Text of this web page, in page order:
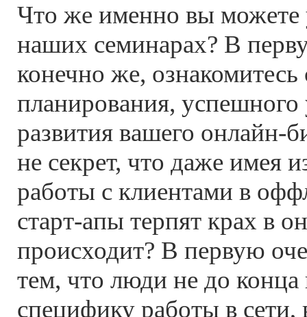
Что же именно вы можете
наших семинарах? В
конечно же, ознакомитесь
планирования, успешного
развития вашего онлайн-
не секрет, что даже имея
работы с клиентами в
старт-апы терпят крах в
происходит? В первую
тем, что люди не до
специфику работы в сети,